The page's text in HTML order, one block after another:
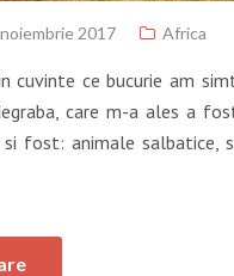
2017 Africa
cuvinte ce bucurie am
care m-a ales a
fost: animale salbatice,